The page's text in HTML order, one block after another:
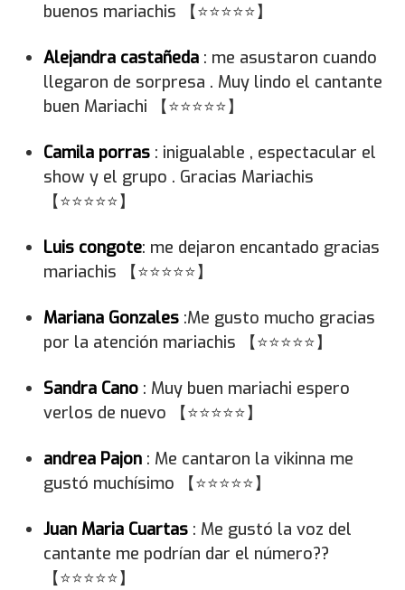
buenos mariachis 【⭐⭐⭐⭐⭐】
Alejandra castañeda : me asustaron cuando
llegaron de sorpresa . Muy lindo el cantante
buen Mariachi 【⭐⭐⭐⭐⭐】
Camila porras : inigualable , espectacular el
show y el grupo . Gracias Mariachis
【⭐⭐⭐⭐⭐】
Luis congote: me dejaron encantado gracias
mariachis 【⭐⭐⭐⭐⭐】
Mariana Gonzales :Me gusto mucho gracias
por la atención mariachis 【⭐⭐⭐⭐⭐】
Sandra Cano : Muy buen mariachi espero
verlos de nuevo 【⭐⭐⭐⭐⭐】
andrea Pajon : Me cantaron la vikinna me
gustó muchísimo 【⭐⭐⭐⭐⭐】
Juan Maria Cuartas : Me gustó la voz del
cantante me podrían dar el número??
【⭐⭐⭐⭐⭐】